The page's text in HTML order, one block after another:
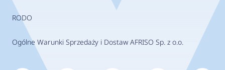
RODO
Ogólne Warunki Sprzedaży i Dostaw AFRISO Sp. z o.o.